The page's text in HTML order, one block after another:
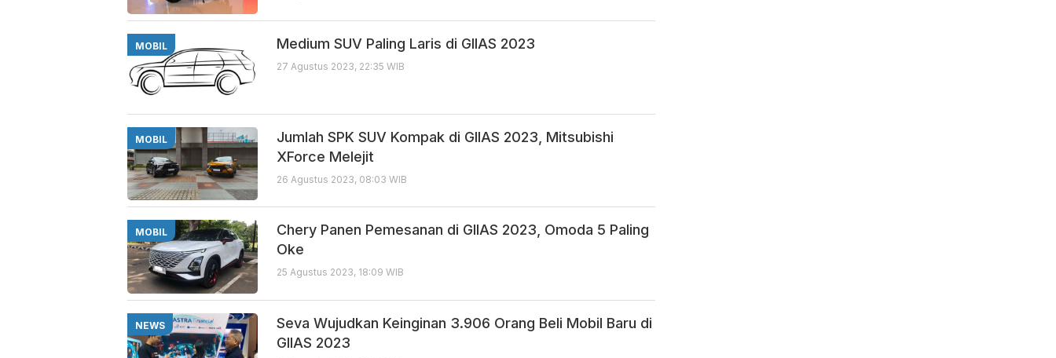
MOBIL Medium SUV Paling Laris di GIIAS 2023
27 Agustus 2023, 22:35 WIB
MOBIL
Jumlah SPK SUV Kompak di GIIAS 2023, Mitsubishi
XForce Melejit
26 Agustus 2023, 08:03 WIB
MOBIL
Chery Panen Pemesanan di GIIAS 2023, Omoda 5 Paling
Oke
25 Agustus 2023, 18:09 WIB
NEWS
Seva Wujudkan Keinginan 3.906 Orang Beli Mobil Baru di
GIIAS 2023